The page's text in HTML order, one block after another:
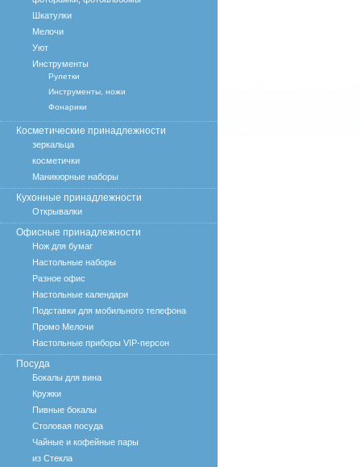
Шкатулки
Мелочи
Уют
Инструменты
Рулетки
Инструменты, ножи
Фонарики
Косметические принадлежности
зеркальца
косметички
Маникюрные наборы
Кухонные принадлежности
Открывалки
Офисные принадлежности
Нож для бумаг
Настольные наборы
Разное офис
Настольные календари
Подставки для мобильного телефона
Промо Мелочи
Настольные приборы VIP-персон
Посуда
Бокалы для вина
Кружки
Пивные бокалы
Столовая посуда
Чайные и кофейные пары
из Стекла